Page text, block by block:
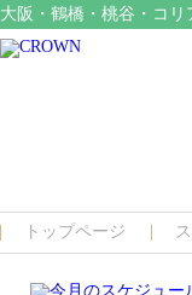
大阪・鶴橋・桃谷・コ
トップページ